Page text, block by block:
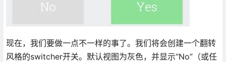
现在，我们要做一点不一样的事了。我们将会创建一个翻转
风格的switcher开关。默认视图为灰色，并显示“No”（或任